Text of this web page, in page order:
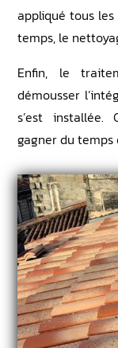
appliqué tous
temps, le
Enfin, le
démousser
s’est
gagner du